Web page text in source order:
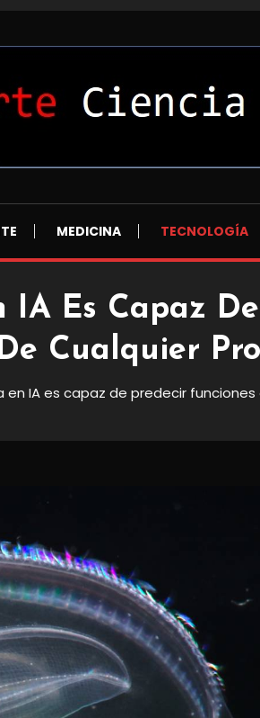
MEDICINA TECNOLOGÍA
Es Capaz
Cualquier
en IA es capaz de predecir